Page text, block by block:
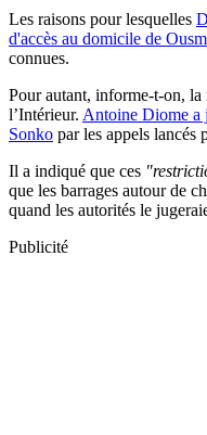
Les raisons pour lesquelles
d'accès au domicile de
connues.
Pour autant, informe-t-on, la
l’Intérieur. Antoine Diome a
Sonko par les appels lancés
Il a indiqué que ces
que les barrages autour de
quand les autorités le
Publicité